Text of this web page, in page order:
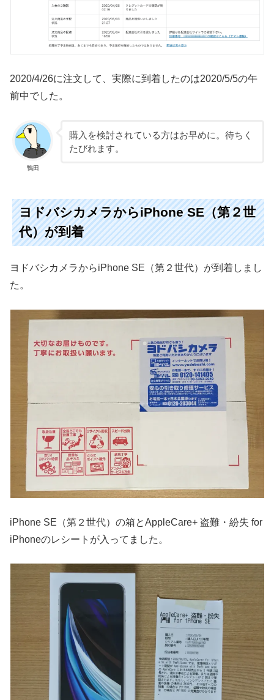
2020/4/26に注文して、実際に到着したのは2020/5/5の午
前中でした。
鴨田
購入を検討されている方はお早めに。待ちく
たびれます。
ヨドバシカメラからiPhone SE（第２世
代）が到着
ヨドバシカメラからiPhone SE（第２世代）が到着しまし
た。
iPhone SE（第２世代）の箱とAppleCare+ 盗難・紛失 for
iPhoneのレシートが入ってました。